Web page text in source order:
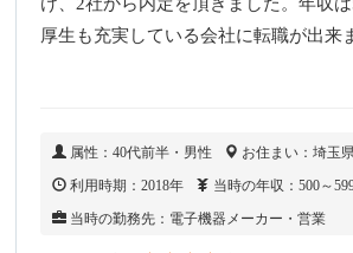
厚生も充実している会社に転職が出来
属性：40代前半・男性
お住まい：埼玉
利用時期：2018年
当時の年収：500～
当時の勤務先：電子機器メーカー・営業